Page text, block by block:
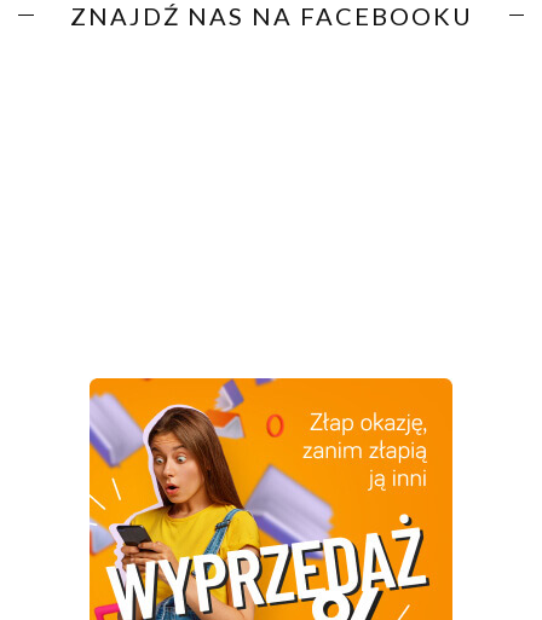
ZNAJDŹ NAS NA FACEBOOKU